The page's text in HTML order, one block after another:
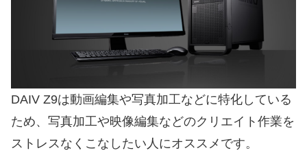
DAIV Z9は動画編集や写真加工などに特化している
ため、写真加工や映像編集などのクリエイト作業を
ストレスなくこなしたい人にオススメです。